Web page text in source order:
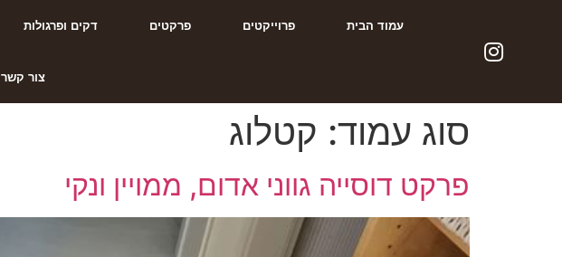
עמוד הבית פרוייקטים פרקטים דקים ופרגולות
צור קשר
סוג עמוד: קטלוג
פרקט דוסייה גווני אדום, ממויין ונקי